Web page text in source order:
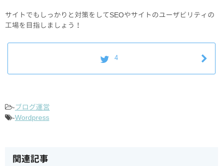
サイトでもしっかりと対策をしてSEOやサイトのユーザビリティの
工場を目指しましょう！
4
-ブログ運営
-Wordpress
関連記事